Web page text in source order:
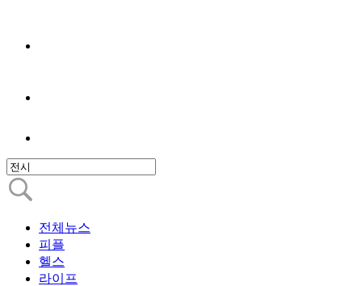
전체뉴스
피플
헬스
라이프